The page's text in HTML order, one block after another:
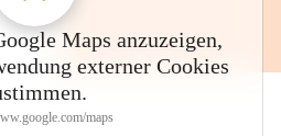
Maps anzuzeigen,
externer Cookies
maps